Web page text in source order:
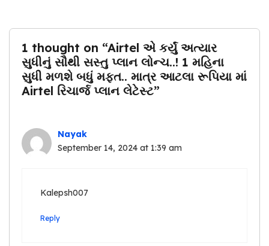
1 thought on “Airtel એ કર્યું અત્યાર
સુધીનું સૌથી સસ્તુ પ્લાન લોન્ચ..! 1 મહિના
સુધી મળશે બધું મફત.. માત્ર આટલા રૂપિયા માં
Airtel રિચાર્જ પ્લાન લેટેસ્ટ”
Nayak
September 14, 2024 at 1:39 am
Kalepsh007
Reply